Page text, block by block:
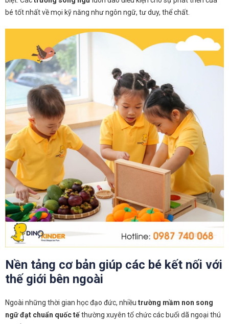
bé tốt nhất về mọi kỹ năng như ngôn ngữ, tư duy, thể chất.
Nền tảng cơ bản giúp các bé kết nối với
thế giới bên ngoài
Ngoài những thời gian học đạo đức, nhiều trường mầm non song
ngữ đạt chuẩn quốc tếthường xuyên tổ chức các buổi dã ngoại thú